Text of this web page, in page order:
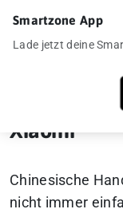
Xiaomi
Chinesische
nicht immer
Smartzone App
Lade jetzt deine